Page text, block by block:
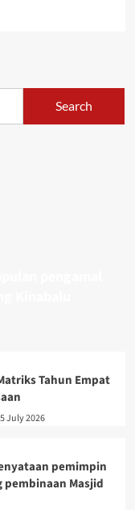
Tahun Empat
July 2026
pemimpin
pembinaan Masjid